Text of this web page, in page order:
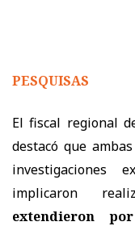
PESQUISAS
El fiscal regional
destacó que
investigaciones
implicaron
extendieron